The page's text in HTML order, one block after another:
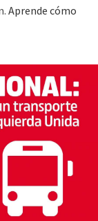
Aprende cómo